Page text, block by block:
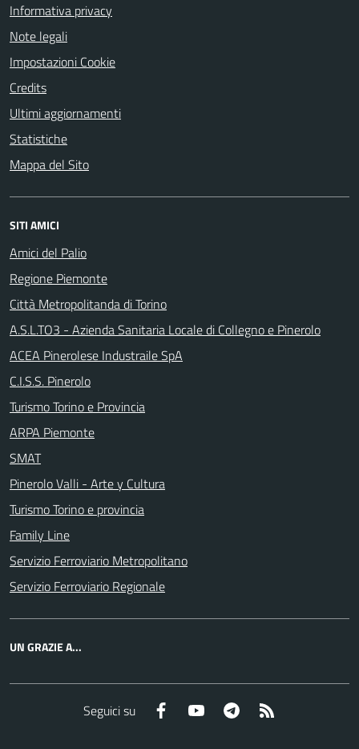
Informativa privacy
Note legali
Impostazioni Cookie
Credits
Ultimi aggiornamenti
Statistiche
Mappa del Sito
SITI AMICI
Amici del Palio
Regione Piemonte
Città Metropolitanda di Torino
A.S.L.TO3 - Azienda Sanitaria Locale di Collegno e Pinerolo
ACEA Pinerolese Industraile SpA
C.I.S.S. Pinerolo
Turismo Torino e Provincia
ARPA Piemonte
SMAT
Pinerolo Valli - Arte y Cultura
Turismo Torino e provincia
Family Line
Servizio Ferroviario Metropolitano
Servizio Ferroviario Regionale
UN GRAZIE A...
Seguici su Facebook YouTube Telegram